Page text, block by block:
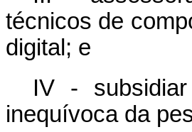
técnicos de
digital; e
IV -
inequívoca da